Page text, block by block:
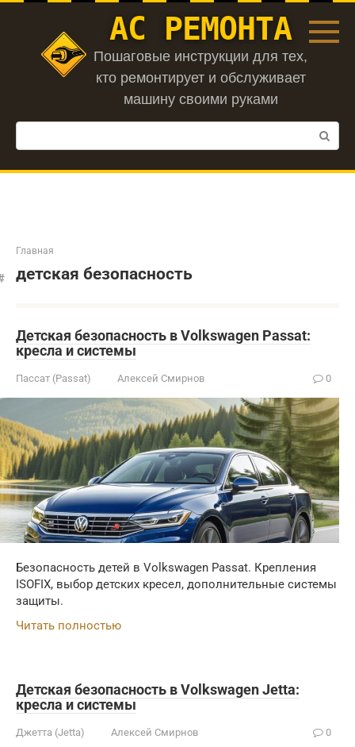
Перейти
АС РЕМОНТА
Пошаговые инструкции для тех,
кто ремонтирует и обслуживает
машину своими руками
Поиск:
Главная
детская безопасность
Детская безопасность в Volkswagen Passat:
кресла и системы
Пассат (Passat) Алексей Смирнов 0
Безопасность детей в Volkswagen Passat. Крепления
ISOFIX, выбор детских кресел, дополнительные системы
защиты.
Читать полностью
Детская безопасность в Volkswagen Jetta:
кресла и системы
Джетта (Jetta) Алексей Смирнов 0